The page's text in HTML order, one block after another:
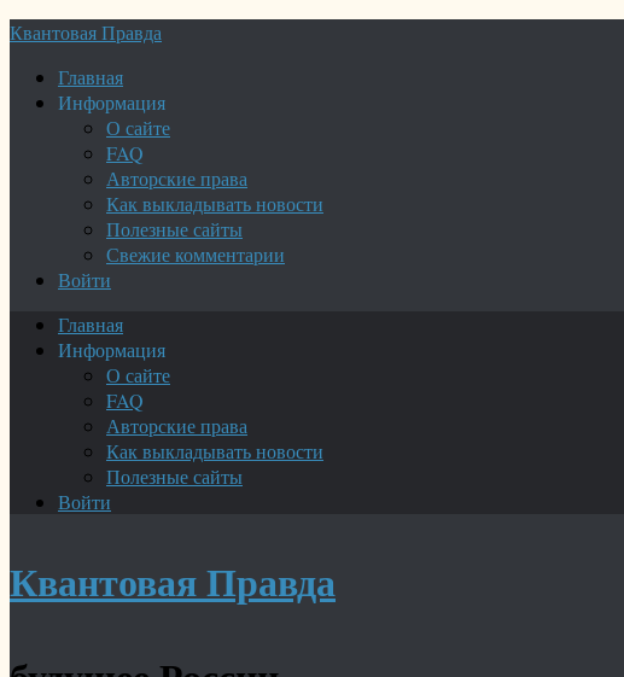
Квантовая Правда
Главная
Информация
О сайте
FAQ
Авторские права
Как выкладывать новости
Полезные сайты
Свежие комментарии
Войти
Главная
Информация
О сайте
FAQ
Авторские права
Как выкладывать новости
Полезные сайты
Войти
Квантовая Правда